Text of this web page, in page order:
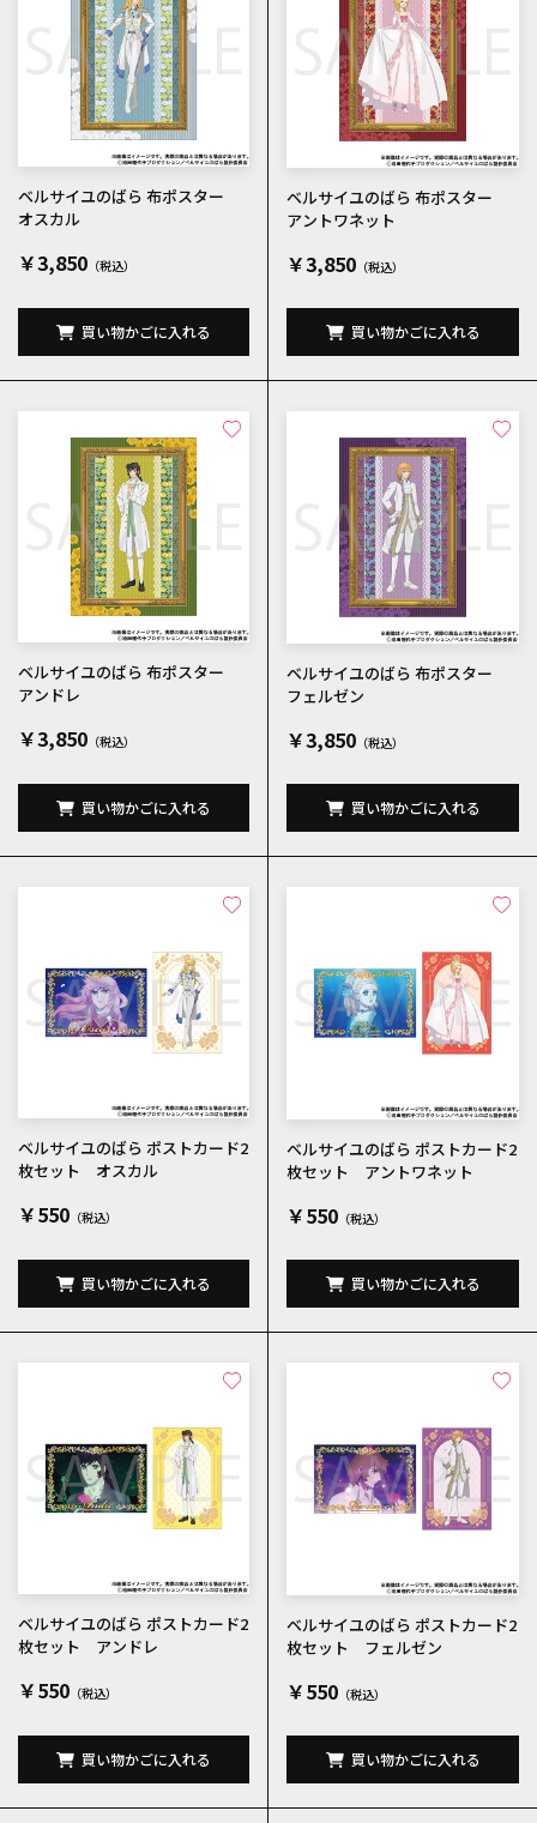
ベルサイユのばら 布ポスター
オスカル
￥3,850
買い物かごに入れる
ベルサイユのばら 布ポスター
アントワネット
￥3,850
買い物かごに入れる
ベルサイユのばら 布ポスター
アンドレ
￥3,850
買い物かごに入れる
ベルサイユのばら 布ポスター
フェルゼン
￥3,850
買い物かごに入れる
ベルサイユのばら ポストカード2
枚セット オスカル
￥550
買い物かごに入れる
ベルサイユのばら ポストカード2
枚セット アントワネット
￥550
買い物かごに入れる
ベルサイユのばら ポストカード2
枚セット アンドレ
￥550
買い物かごに入れる
ベルサイユのばら ポストカード2
枚セット フェルゼン
￥550
買い物かごに入れる